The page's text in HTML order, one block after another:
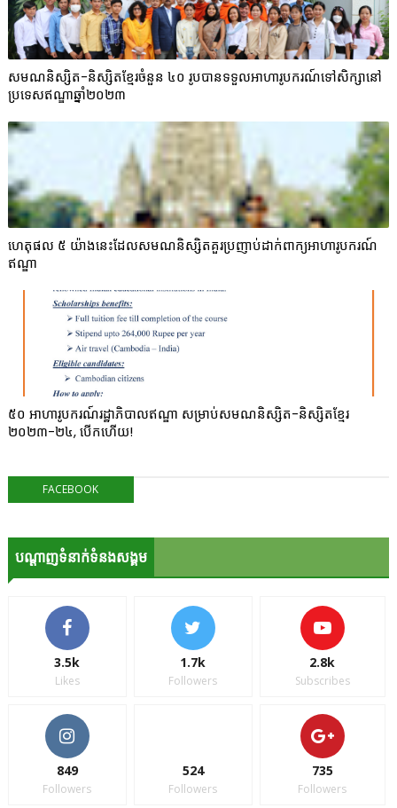
សមណនិស្សិត-និស្សិតខ្មែរចំនួន ៤០ រូបបានទទួលអាហារូបករណ៍ទៅសិក្សានៅ
ប្រទេសឥណ្ឌាឆ្នាំ២០២៣
ហេតុផល ៥ យ៉ាងនេះដែលសមណនិស្សិតគួរប្រញាប់ដាក់ពាក្យអាហារូបករណ៍
ឥណ្ឌា
៥០ អាហារូបករណ៍រដ្ឋាភិបាលឥណ្ឌា សម្រាប់សមណនិស្សិត-និស្សិតខ្មែរ
២០២៣-២៤, បើកហើយ!
FACEBOOK
បណ្ដាញទំនាក់ទំនងសង្គម
3.5k
Likes
1.7k
Followers
2.8k
Subscribes
849
Followers
524
Followers
735
Followers